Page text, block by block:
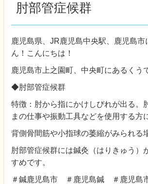
肘部管症候群
鹿児島県、JR鹿児島中央駅、鹿児島市
ん！こんにちは！
鹿児島市上之園町、中央町にあるくう
◆肘部管症候群
特徴：肘から指にかけしびれが出る。
まの仕事や振動工具などを使用する方
背側骨間筋や小指球の萎縮がみられる
肘部管症候群には鍼灸（はりきゅう）
すめです。
＃鍼鹿児島市 ＃鹿児島鍼 ＃鹿児島